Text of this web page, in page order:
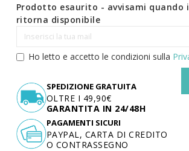
Prodotto esaurito - avvisami
ritorna disponibile
Ho letto e accetto le condizioni sulla
SPEDIZIONE GRATUITA
OLTRE I 49,90€
GARANTITA IN 24/48H
PAGAMENTI SICURI
PAYPAL, CARTA DI CREDITO
O CONTRASSEGNO